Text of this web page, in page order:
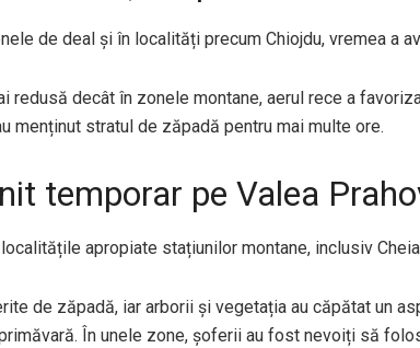
de deal și în localități precum Chiojdu, vremea a
redusă decât în zonele montane, aerul rece a
menținut stratul de zăpadă pentru mai multe ore.
temporar pe Valea
apropiate stațiunilor montane, inclusiv
de zăpadă, iar arborii și vegetația au căpătat un
În unele zone, șoferii au fost nevoiți să